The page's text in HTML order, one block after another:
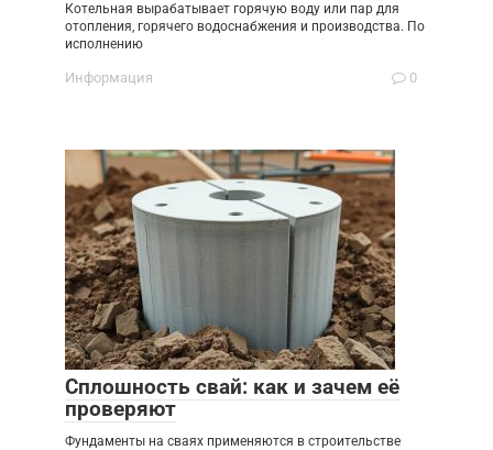
Котельная вырабатывает горячую воду или пар для
отопления, горячего водоснабжения и производства. По
исполнению
Информация 0
Сплошность свай: как и зачем её
проверяют
Фундаменты на сваях применяются в строительстве